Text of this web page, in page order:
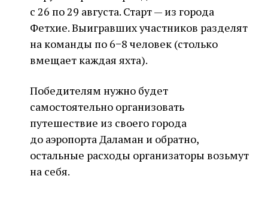
с 26 по 29 августа. Старт — из города
Фетхие. Выигравших участников разделят
на команды по 6−8 человек (столько
вмещает каждая яхта).
Победителям нужно будет
самостоятельно организовать
путешествие из своего города
до аэропорта Даламан и обратно,
остальные расходы организаторы возьмут
на себя.